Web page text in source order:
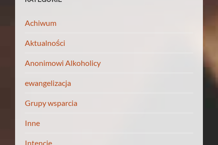
Achiwum
Aktualności
Anonimowi Alkoholicy
ewangelizacja
Grupy wsparcia
Inne
Intencje